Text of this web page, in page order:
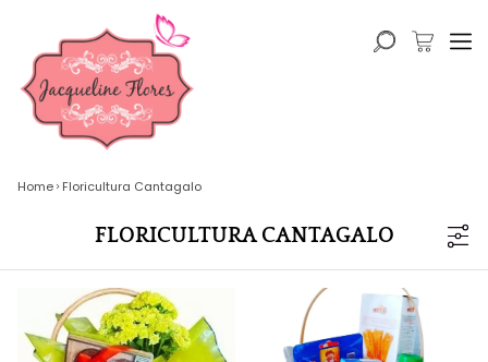
Home Floricultura Cantagalo
FLORICULTURA CANTAGALO